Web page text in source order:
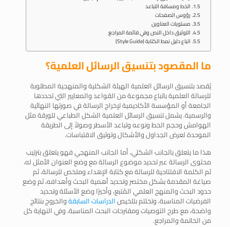
الخط ومسافة التباعد
رؤوس الصفحات
مستويات العناوين
التوثيق داخل النص وفي قائمة المراجع
اتباع دليل نمط الكتابة (Style Guide)
ما المقصود بتنسيق الرسائل العلمية؟
يُقصد بتنسيق الرسائل العلمية الهيئة الشكلية والمنهجية المطلوبة
للرسالة العلمية باتباع مجموعة من القواعد والمعايير التي تحددها
الجامعة أو المؤسسة الأكاديمية لإخراج الرسالة في صورتها النهائية
والرسمية. يشمل تنسيق الرسائل العلمية الشكل الطباعي للورقة مثل
الهوامش وحجم الخط ونوعه وتباعد الأسطر وصولاً إلى الطريقة
الموحدة لعرض الجداول والأشكال وتوثيق الاقتباسات.
هذا ما يتعلق بالجانب الشكلي، أما الجانب المنهجي فهو يتعلق بترتيب
محتوى الرسالة عبر تحديد موضوع الرسالة مع وضع العنوان الأمثل له،
ثم الكلمة الافتتاحية للرسالة مع كتابة الإهداء وملخص للرسالة، ثم
صياغة المقدمة بشكل مختصر وتحديد أهمية البحث وأهدافه، ثم وضع
حدود البحث والمنهج العلمي المُتبع، وأخيرًا وضع الأسئلة وتحديد
الفرضيات المناسبة، وتختتم بتلخيصالدراسات السابقةوالخروج بنتائج
واضحة، مع طرح التوصيات ومقترحات البحث المناسبة، وفي النهاية كل
من الخاتمة والمراجع.